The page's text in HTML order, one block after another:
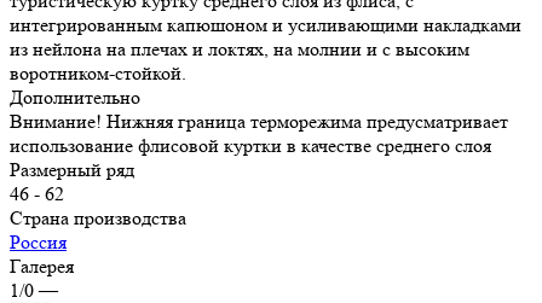
интегрированным капюшоном и усиливающими накладками
из нейлона на плечах и локтях, на молнии и с высоким
воротником-стойкой.
Дополнительно
Внимание! Нижняя граница терморежима предусматривает
использование флисовой куртки в качестве среднего слоя
Размерный ряд
46 - 62
Страна производства
Россия
Галерея
1/0 —